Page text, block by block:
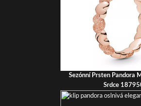
Sezónní Prsten Pandora
Srdce